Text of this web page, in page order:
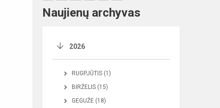
Naujienų archyvas
2026
RUGPJŪTIS (1)
BIRŽELIS (15)
GEGUŽĖ (18)